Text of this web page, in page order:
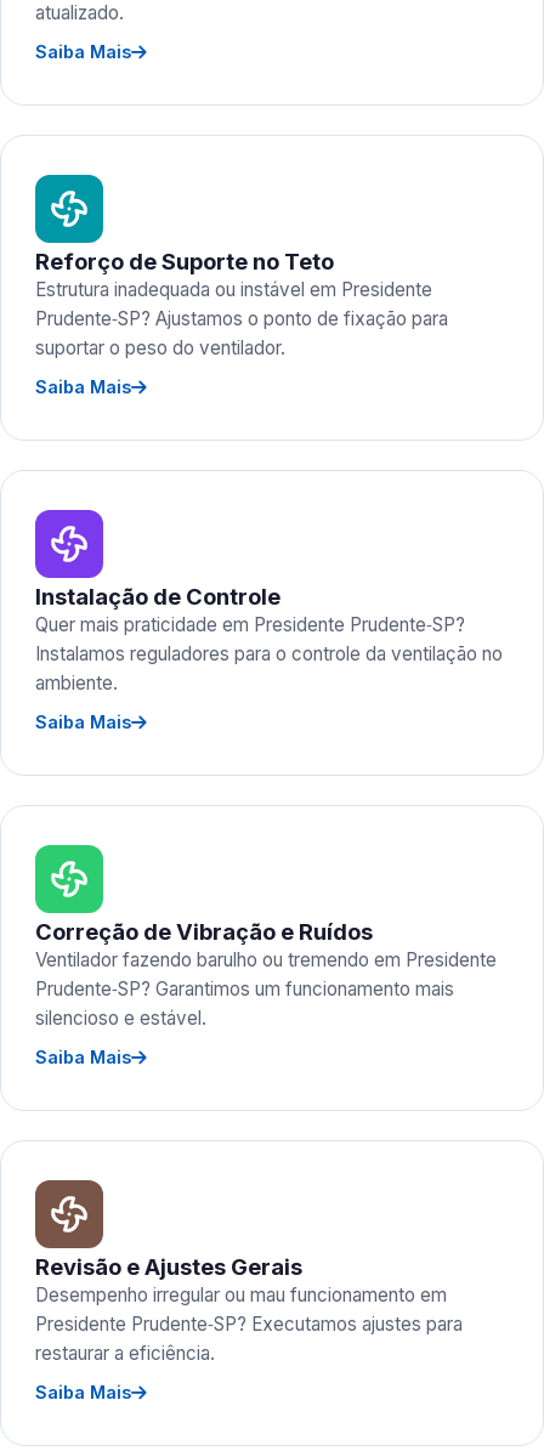
atualizado.
Saiba Mais
Reforço de Suporte no Teto
Estrutura inadequada ou instável em Presidente
Prudente‑SP? Ajustamos o ponto de fixação para
suportar o peso do ventilador.
Saiba Mais
Instalação de Controle
Quer mais praticidade em Presidente Prudente‑SP?
Instalamos reguladores para o controle da ventilação no
ambiente.
Saiba Mais
Correção de Vibração e Ruídos
Ventilador fazendo barulho ou tremendo em Presidente
Prudente‑SP? Garantimos um funcionamento mais
silencioso e estável.
Saiba Mais
Revisão e Ajustes Gerais
Desempenho irregular ou mau funcionamento em
Presidente Prudente‑SP? Executamos ajustes para
restaurar a eficiência.
Saiba Mais